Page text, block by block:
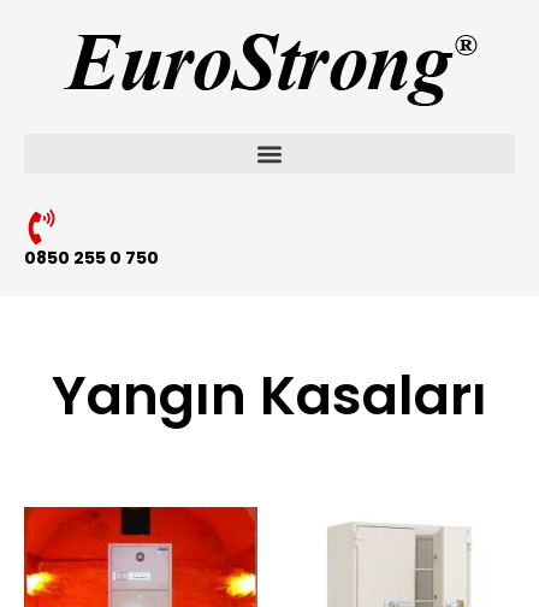
0850 255 0 750
Yangın Kasaları